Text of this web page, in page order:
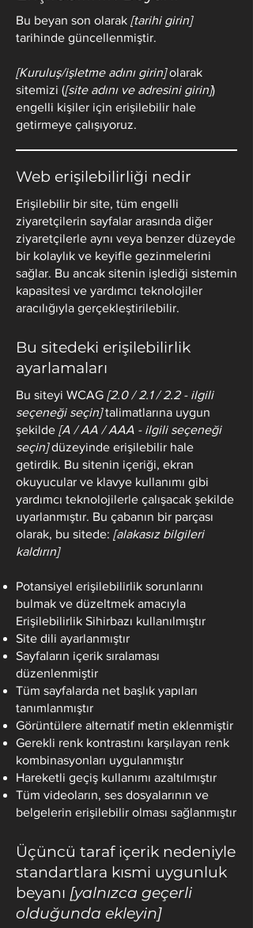
Bu beyan son olarak [tarihi girin]
tarihinde güncellenmiştir.
[Kuruluş/işletme adını girin]olarak
sitemizi ([site adını ve adresini girin])
engelli kişiler için erişilebilir hale
getirmeye çalışıyoruz.
Web erişilebilirliği nedir
Erişilebilir bir site, tüm engelli
ziyaretçilerin sayfalar arasında diğer
ziyaretçilerle aynı veya benzer düzeyde
bir kolaylık ve keyifle gezinmelerini
sağlar. Bu ancak sitenin işlediği sistemin
kapasitesi ve yardımcı teknolojiler
aracılığıyla gerçekleştirilebilir.
Bu sitedeki erişilebilirlik
ayarlamaları
Bu siteyi WCAG [2.0 / 2.1 / 2.2 - ilgili
seçeneği seçin]talimatlarına uygun
şekilde [A / AA / AAA - ilgili seçeneği
seçin]düzeyinde erişilebilir hale
getirdik. Bu sitenin içeriği, ekran
okuyucular ve klavye kullanımı gibi
yardımcı teknolojilerle çalışacak şekilde
uyarlanmıştır. Bu çabanın bir parçası
olarak, bu sitede: [alakasız bilgileri
kaldırın]
Potansiyel erişilebilirlik sorunlarını
bulmak ve düzeltmek amacıyla
Erişilebilirlik Sihirbazı kullanılmıştır
Site dili ayarlanmıştır
Sayfaların içerik sıralaması
düzenlenmiştir
Tüm sayfalarda net başlık yapıları
tanımlanmıştır
Görüntülere alternatif metin eklenmiştir
Gerekli renk kontrastını karşılayan renk
kombinasyonları uygulanmıştır
Hareketli geçiş kullanımı azaltılmıştır
Tüm videoların, ses dosyalarının ve
belgelerin erişilebilir olması sağlanmıştır
Üçüncü taraf içerik nedeniyle
standartlara kısmi uygunluk
beyanı [yalnızca geçerli
olduğunda ekleyin]